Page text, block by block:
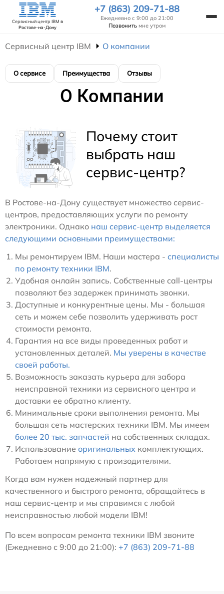
Сервисный центр IBM в
Ростове-на-Дону
+7 (863) 209-71-88
Ежедневно с 9:00 до 21:00
Позвонить мне утром
Сервисный центр IBM О компании
О сервисе Преимущества Отзывы
О Компании
Почему стоит
выбрать наш
сервис-центр?
В Ростове-на-Дону существует множество сервис-
центров, предоставляющих услуги по ремонту
электроники. Однако наш сервис-центр выделяется
следующими основными преимуществами:
Мы ремонтируем IBM. Наши мастера - специалисты
по ремонту техники IBM.
Удобная онлайн запись. Собственные call-центры
позволяют без задержек принимать звонки.
Доступные и конкурентные цены. Мы - большая
сеть и можем себе позволить удерживать рост
стоимости ремонта.
Гарантия на все виды проведенных работ и
установленных деталей. Мы уверены в качестве
своей работы.
Возможность заказать курьера для забора
неисправной техники из сервисного центра и
доставки ее обратно клиенту.
Минимальные сроки выполнения ремонта. Мы
большая сеть мастерских техники IBM. Мы имеем
более 20 тыс. запчастей на собственных складах.
Использование оригинальных комплектующих.
Работаем напрямую с произодителями.
Когда вам нужен надежный партнер для
качественного и быстрого ремонта, обращайтесь в
наш сервис-центр и мы справимся с любой
неисправностью любой модели IBM!
По всем вопросам ремонта техники IBM звоните
(Ежедневно с 9:00 до 21:00): +7 (863) 209-71-88